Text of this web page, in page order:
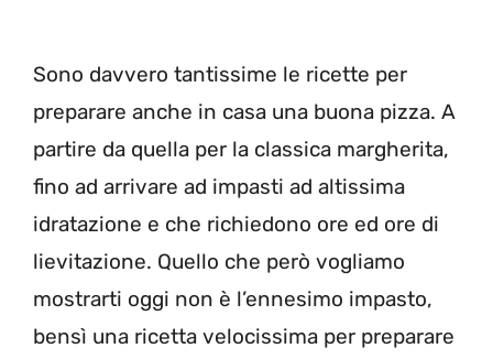
Sono davvero tantissime le ricette per
preparare anche in casa una buona pizza. A
partire da quella per la classica margherita,
fino ad arrivare ad impasti ad altissima
idratazione e che richiedono ore ed ore di
lievitazione. Quello che però vogliamo
mostrarti oggi non è l’ennesimo impasto,
bensì una ricetta velocissima per preparare